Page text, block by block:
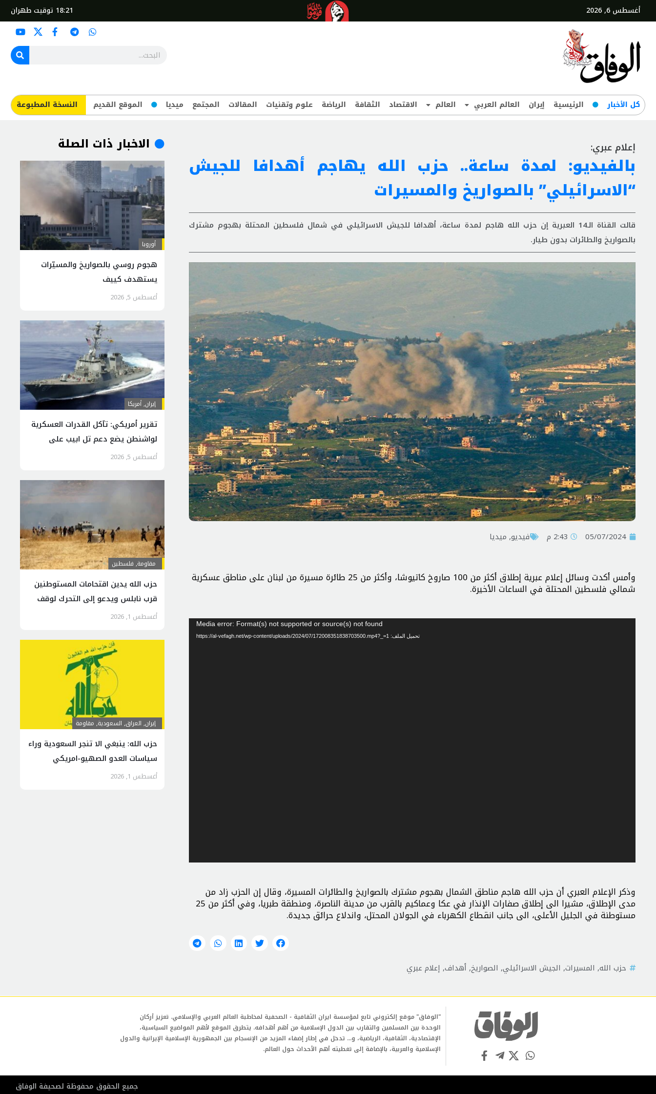
أغسطس 6, 2026 18:21 توقيت طهران
کل‌ الأخبار الرئيسية إيران العالم العربي العالم الاقتصاد الثقافة الرياضة علوم وتقنيات المقالات المجتمع ميديا الموقع القديم ​النسخة المطبوعة
إعلام عبري:
بالفيديو: لمدة ساعة.. حزب الله يهاجم أهدافا للجيش
“الاسرائيلي” بالصواريخ والمسيرات
قالت القناة الـ14 العبرية إن حزب الله هاجم لمدة ساعة، أهدافا للجيش الاسرائيلي في شمال فلسطين المحتلة بهجوم مشترك
بالصواريخ والطائرات بدون طيار.
05/07/2024 2:43 م فیدیو, ميديا
وأمس أكدت وسائل إعلام عبرية إطلاق أكثر من 100 صاروخ كاتيوشا، وأكثر من 25 طائرة مسيرة من لبنان على مناطق عسكرية
شمالي فلسطين المحتلة في الساعات الأخيرة.
مشغل Media error: Format(s) not supported or source(s) not found
تحميل الملف: https://al-vefagh.net/wp-content/uploads/2024/07/172008351838703500.mp4?_=1
وذكر الإعلام العبري أن حزب الله هاجم مناطق الشمال بهجوم مشترك بالصواريخ والطائرات المسيرة، وقال إن الحزب زاد من
مدى الإطلاق، مشيرا الى إطلاق صفارات الإنذار في عكا وعماكيم بالقرب من مدينة الناصرة، ومنطقة طبريا، وفي أكثر من 25
مستوطنة في الجليل الأعلى، الى جانب انقطاع الكهرباء في الجولان المحتل، واندلاع حرائق جديدة.
حزب الله, المسيرات, الجيش الاسرائيلي, الصواريخ, أهداف, إعلام عبري
الاخبار ذات الصلة
أوروبا
هجوم روسي بالصواريخ والمسيّرات
يستهدف كييف
أغسطس 5, 2026
إيران,أمريكا
تقرير أمريكي: تآكل القدرات العسكرية
لواشنطن يضع دعم تل ابيب على
المحك
أغسطس 5, 2026
مقاومة, فلسطين
حزب الله يدين اقتحامات المستوطنين
قرب نابلس ويدعو إلى التحرك لوقف
الجرائم
أغسطس 1, 2026
إيران, العراق, السعودية, مقاومة
حزب الله: ينبغي الا تنجر السعودية وراء
سياسات العدو الصهيو-امريكي
أغسطس 1, 2026
"الوفاق" موقع إلكتروني تابع لمؤسسة ايران الثقافية - الصحفية لمخاطبة العالم العربي والإسلامي. تعزيز أركان
الوحدة بين المسلمين والتقارب بين الدول الإسلامية من أهم أهدافه. يتطرق الموقع لأهم المواضيع السياسية،
الإقتصادية، الثقافية، الرياضية، و... تدخل في إطار إضفاء المزيد من الإنسجام بين الجمهورية الإسلامية الإيرانية والدول
الإسلامية والعربية، بالإضافة إلى تغطيته أهم الأحداث حول العالم.
جمیع الحقوق محفوظة لصحیفة الوفاق